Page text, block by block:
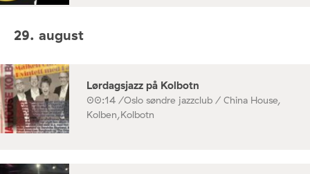
29. august
Lørdagsjazz på Kolbotn
00:14 /Oslo søndre jazzclub / China House,
Kolben,Kolbotn